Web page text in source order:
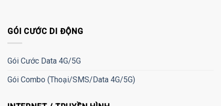
GÓI CƯỚC DI ĐỘNG
Gói Cước Data 4G/5G
Gói Combo (Thoại/SMS/Data 4G/5G)